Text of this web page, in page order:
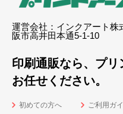
運営会社：インクアート
阪市高井田本通5-1-10
印刷通販なら、プリ
お任せください。
初めての方へ ご利用ガ